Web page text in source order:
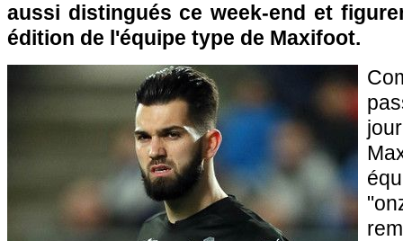
aussi distingués ce week-end et
édition de l'équipe type de Maxifoot.